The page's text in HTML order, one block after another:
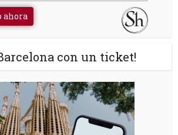
ahora
con un ticket!